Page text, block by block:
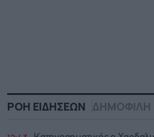
ΡΟΗ ΕΙΔΗΣΕΩΝ ΔΗΜΟΦΙΛΗ